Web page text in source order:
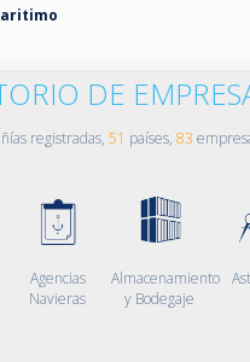
DE
registradas, 51 países, 83
Agencias
Navieras
Almacenamiento
y Bodegaje